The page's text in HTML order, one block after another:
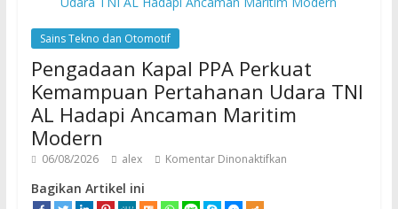
Sains Tekno dan Otomotif
Pengadaan Kapal PPA Perkuat
Kemampuan Pertahanan Udara TNI
AL Hadapi Ancaman Maritim
Modern
06/08/2026 alex Komentar Dinonaktifkan
Bagikan Artikel ini